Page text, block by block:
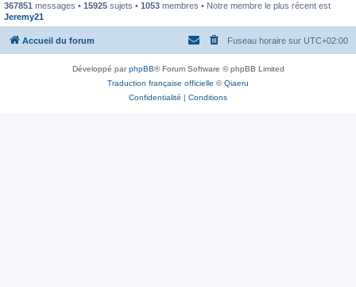
367851 messages • 15925 sujets • 1053 membres • Notre membre le plus récent est
Jeremy21
Accueil du forum Fuseau horaire sur UTC+02:00
Développé parphpBB® Forum Software © phpBB Limited
Traduction française officielle ©Qiaeru
Confidentialité | Conditions